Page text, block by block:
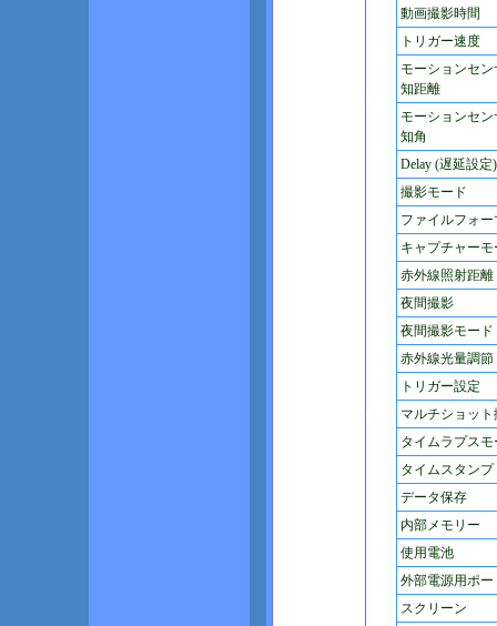
動画撮影時間
トリガー速度
モーションセン
知距離
モーションセン
知角
Delay (遅延設定)
撮影モード
ファイルフォー
キャプチャーモ
赤外線照射距離
夜間撮影
夜間撮影モード
赤外線光量調節
トリガー設定
マルチショット
タイムラプスモ
タイムスタンプ
データ保存
内部メモリー
使用電池
外部電源用ポー
スクリーン